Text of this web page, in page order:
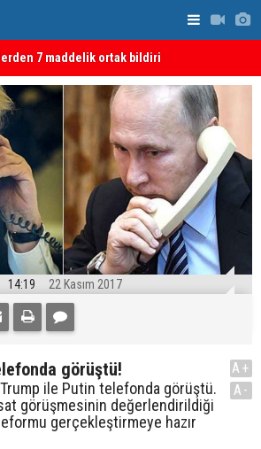
7 maddelik ortak bildiri
14:19 22 Kasım 2017
görüştü!
ile Putin telefonda görüştü.
görüşmesinin değerlendirildiği
gerçekleştirmeye hazır
A+
A-